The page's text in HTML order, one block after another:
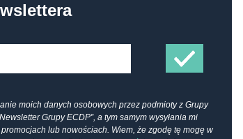
moich danych osobowych przez podmioty z Grupy
Grupy ECDP”, a tym samym wysyłania mi
lub nowościach. Wiem, że zgodę tę mogę w